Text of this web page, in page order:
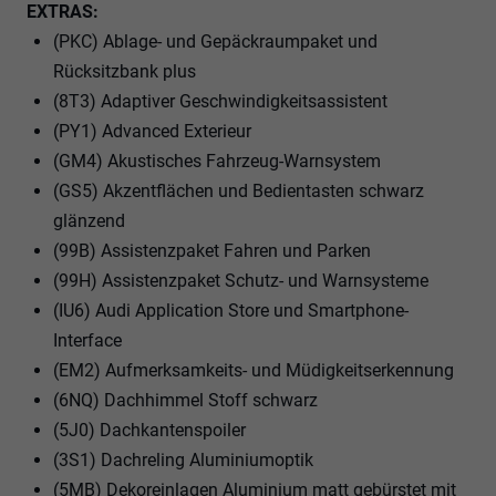
EXTRAS:
(PKC) Ablage- und Gepäckraumpaket und
Rücksitzbank plus
(8T3) Adaptiver Geschwindigkeitsassistent
(PY1) Advanced Exterieur
(GM4) Akustisches Fahrzeug-Warnsystem
(GS5) Akzentflächen und Bedientasten schwarz
glänzend
(99B) Assistenzpaket Fahren und Parken
(99H) Assistenzpaket Schutz- und Warnsysteme
(IU6) Audi Application Store und Smartphone-
Interface
(EM2) Aufmerksamkeits- und Müdigkeitserkennung
(6NQ) Dachhimmel Stoff schwarz
(5J0) Dachkantenspoiler
(3S1) Dachreling Aluminiumoptik
(5MB) Dekoreinlagen Aluminium matt gebürstet mit